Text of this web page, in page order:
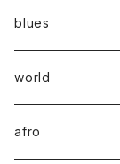
blues
world
afro